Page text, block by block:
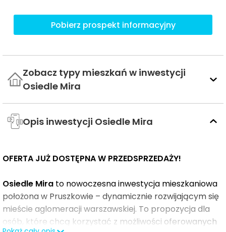
Pobierz prospekt informacyjny
Zobacz typy mieszkań w inwestycji
Osiedle Mira
Opis inwestycji Osiedle Mira
OFERTA JUŻ DOSTĘPNA W PRZEDSPRZEDAŻY!
Osiedle Mira to nowoczesna inwestycja mieszkaniowa
położona w Pruszkowie – dynamicznie rozwijającym się
mieście aglomeracji warszawskiej. To propozycja dla
osób, które chcą korzystać z możliwości oferowanych